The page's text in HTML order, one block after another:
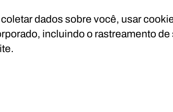
dados sobre você, usar
incluindo o rastreamento